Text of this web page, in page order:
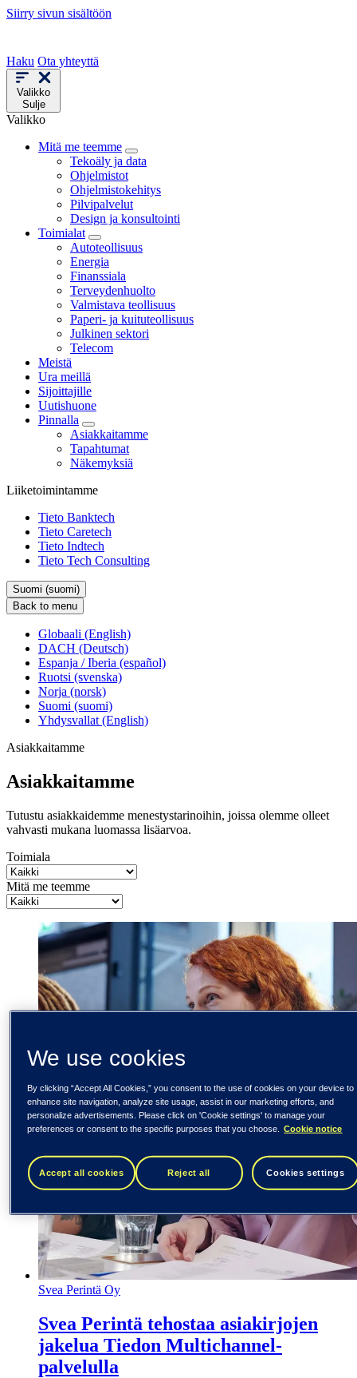
Siirry sivun sisältöön
Haku Ota yhteyttä
Valikko
Sulje
Valikko
Mitä me teemme
Tekoäly ja data
Ohjelmistot
Ohjelmistokehitys
Pilvipalvelut
Design ja konsultointi
Toimialat
Autoteollisuus
Energia
Finanssiala
Terveydenhuolto
Valmistava teollisuus
Paperi- ja kuituteollisuus
Julkinen sektori
Telecom
Meistä
Ura meillä
Sijoittajille
Uutishuone
Pinnalla
Asiakkaitamme
Tapahtumat
Näkemyksiä
Liiketoimintamme
Tieto Banktech
Tieto Caretech
Tieto Indtech
Tieto Tech Consulting
Suomi (suomi)
Back to menu
Globaali (English)
DACH (Deutsch)
Espanja / Iberia (español)
Ruotsi (svenska)
Norja (norsk)
Suomi (suomi)
Yhdysvallat (English)
Asiakkaitamme
Asiakkaitamme
Tutustu asiakkaidemme menestystarinoihin, joissa olemme olleet
vahvasti mukana luomassa lisäarvoa.
Toimiala
Mitä me teemme
Svea Perintä Oy
Svea Perintä tehostaa asiakirjojen
jakelua Tiedon Multichannel-
palvelulla
We use cookies
By clicking “Accept All Cookies,” you consent to the use of cookies on your device to
enhance site navigation, analyze site usage, assist in our marketing efforts, and
personalize advertisements. Please click on 'Cookie settings' to manage your
preferences or consent to the specific purposes that you choose.
Cookie notice
Accept all cookies Reject all Cookies settings